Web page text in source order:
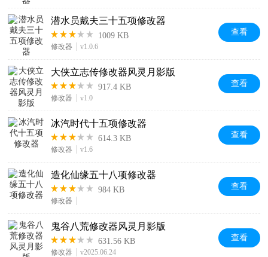
潜水员戴夫三十五项修改器
1009 KB
修改器 v1.0.6
查看
大侠立志传修改器风灵月影版
917.4 KB
修改器 v1.0
查看
冰汽时代十五项修改器
614.3 KB
修改器 v1.6
查看
造化仙缘五十八项修改器
984 KB
修改器
查看
鬼谷八荒修改器风灵月影版
631.56 KB
修改器 v2025.06.24
查看